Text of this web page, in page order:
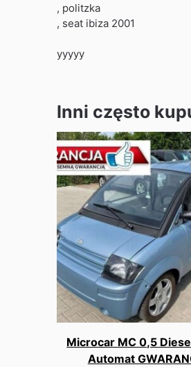
, politzka
, seat ibiza 2001
yyyyy
Inni często
Microcar MC 0,5
Automat